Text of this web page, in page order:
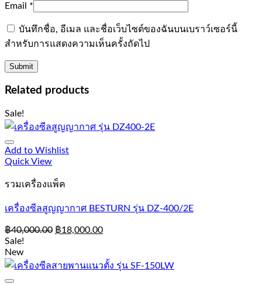
Email *
บันทึกชื่อ, อีเมล และชื่อเว็บไซต์ของฉันบนเบราว์เซอร์นี้
สำหรับการแสดงความเห็นครั้งถัดไป
Related products
Sale!
Add to Wishlist
Quick View
รวมเครื่องแพ็ค
เครื่องซีลสูญญากาศ BESTURN รุ่น DZ-400/2E
฿40,000.00 ฿18,000.00
Sale!
New